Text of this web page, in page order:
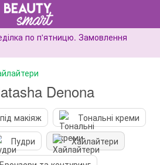
по п'ятницю. Замовлення
Denona
макіяж
Тональні креми
Пудри
Хайлайтери